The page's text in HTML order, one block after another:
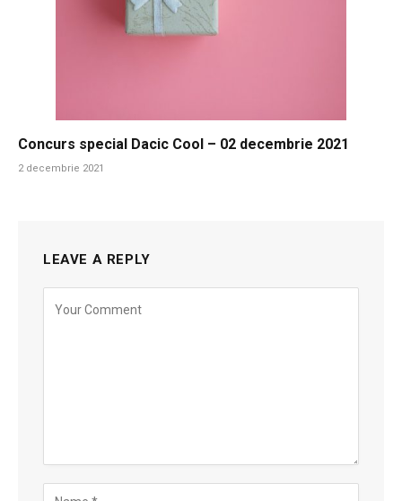
Concurs special Dacic Cool – 02 decembrie 2021
2 decembrie 2021
LEAVE A REPLY